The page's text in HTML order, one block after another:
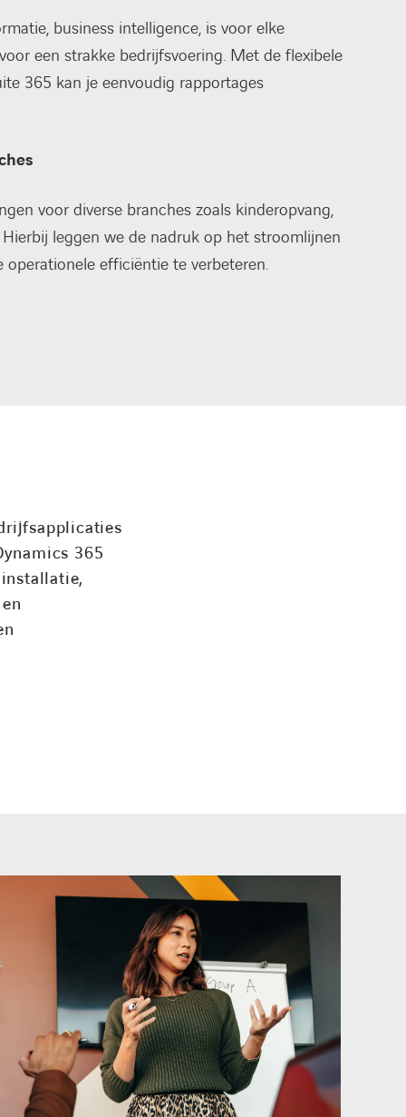
business intelligence, is voor elke
een strakke bedrijfsvoering. Met de flexibele
365 kan je eenvoudig rapportages
voor diverse branches zoals kinderopvang,
leggen we de nadruk op het stroomlijnen
operationele efficiëntie te verbeteren.
365